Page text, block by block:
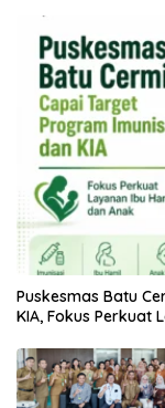
Puskesmas Batu
KIA, Fokus Perkuat